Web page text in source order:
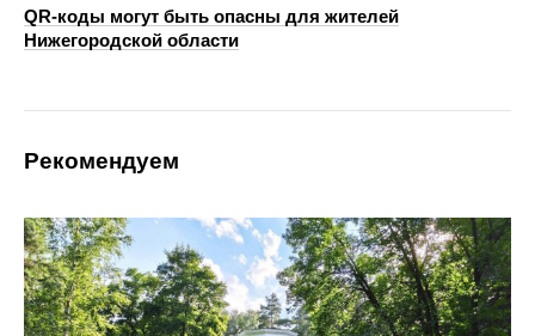
QR-коды могут быть опасны для жителей
Нижегородской области
Рекомендуем